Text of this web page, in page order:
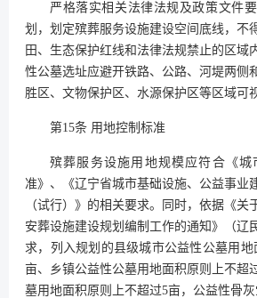
严格落实相关法律法规及政策文件
划，划定殡葬服务设施建设空间底线，不
田、生态保护红线和法律法规禁止的区域
性公墓选址应避开铁路、公路、河堤两侧
胜区、文物保护区、水源保护区等区域可
第15条 用地控制标准
殡葬服务设施用地规模应符合《城
准》、《辽宁省城市基础设施、公益事业
（试行）》的相关要求。同时，依据《关
安葬设施建设规划编制工作的通知》（辽
求，列入规划的县级城市公益性公墓用地
亩、乡镇公益性公墓用地面积原则上不超
墓用地面积原则上不超过5亩，公益性骨